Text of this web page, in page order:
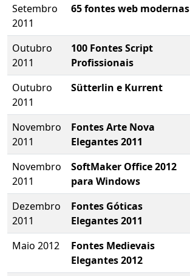
Setembro
2011
65 fontes web modernas
Outubro
2011
100 Fontes Script
Profissionais
Outubro
2011
Sütterlin e Kurrent
Novembro
2011
Fontes Arte Nova
Elegantes 2011
Novembro
2011
SoftMaker Office 2012
para Windows
Dezembro
2011
Fontes Góticas
Elegantes 2011
Maio 2012
Fontes Medievais
Elegantes 2012